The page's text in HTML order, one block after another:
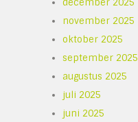
december 2025
november 2025
oktober 2025
september 2025
augustus 2025
juli 2025
juni 2025